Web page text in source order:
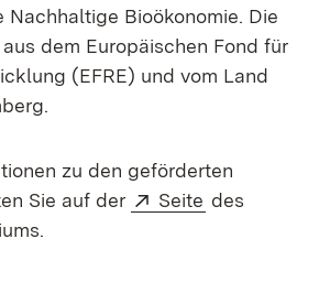
Nachhaltige Bioökonomie. Die
dem Europäischen Fond für
(EFRE) und vom Land
zu den geförderten
Sie auf der
Extern:
Seite (Öffnet in
des